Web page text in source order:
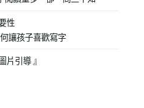
性
讓孩子喜歡寫字
片引導 』